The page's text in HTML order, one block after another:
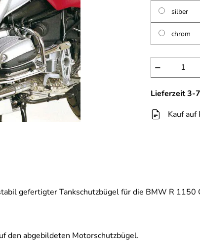
silber
chrom
−
Lieferzeit 3-
Kauf auf
gefertigter Tankschutzbügel für die BMW R 1150
den abgebildeten Motorschutzbügel.